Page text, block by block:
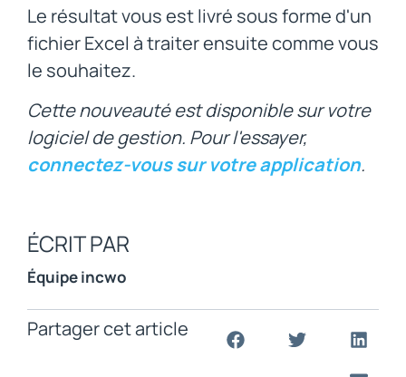
Le résultat vous est livré sous forme d'un
fichier Excel à traiter ensuite comme vous
le souhaitez.
Cette nouveauté est disponible sur votre
logiciel de gestion. Pour l'essayer,
connectez-vous sur votre application.
ÉCRIT PAR
Équipe incwo
Partager cet article